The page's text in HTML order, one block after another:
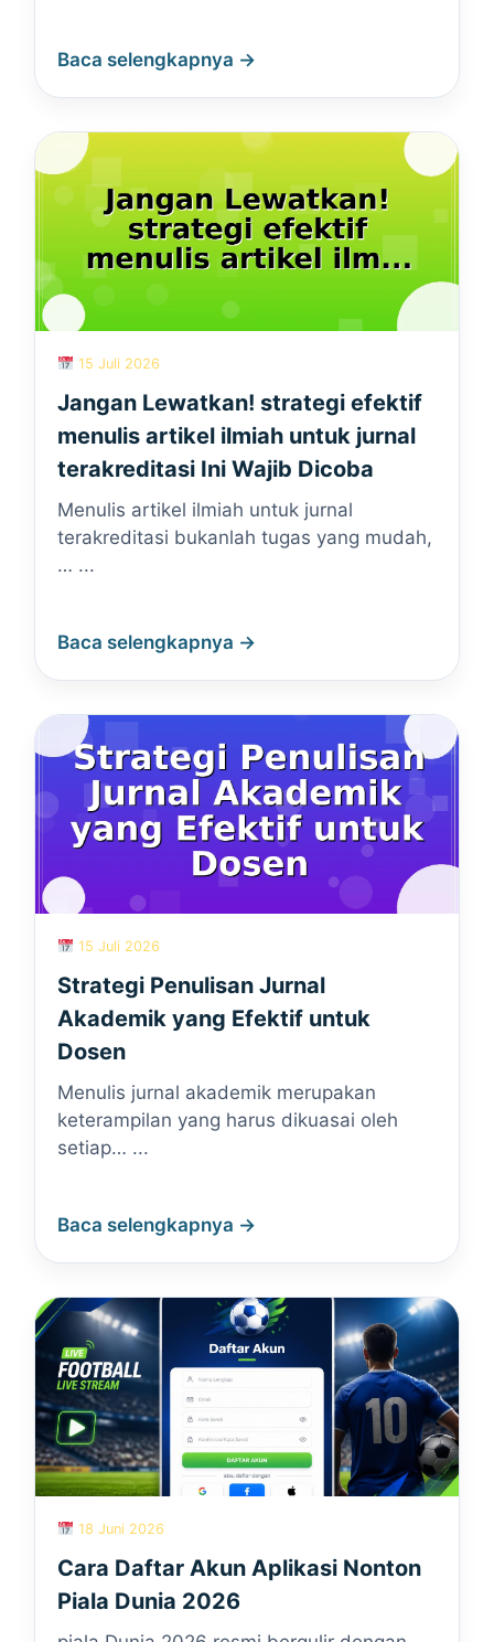
Baca selengkapnya →
15 Juli 2026
Jangan Lewatkan! strategi efektif
menulis artikel ilmiah untuk jurnal
terakreditasi Ini Wajib Dicoba
Menulis artikel ilmiah untuk jurnal
terakreditasi bukanlah tugas yang mudah,
… ...
Baca selengkapnya →
15 Juli 2026
Strategi Penulisan Jurnal
Akademik yang Efektif untuk
Dosen
Menulis jurnal akademik merupakan
keterampilan yang harus dikuasai oleh
setiap… ...
Baca selengkapnya →
18 Juni 2026
Cara Daftar Akun Aplikasi Nonton
Piala Dunia 2026